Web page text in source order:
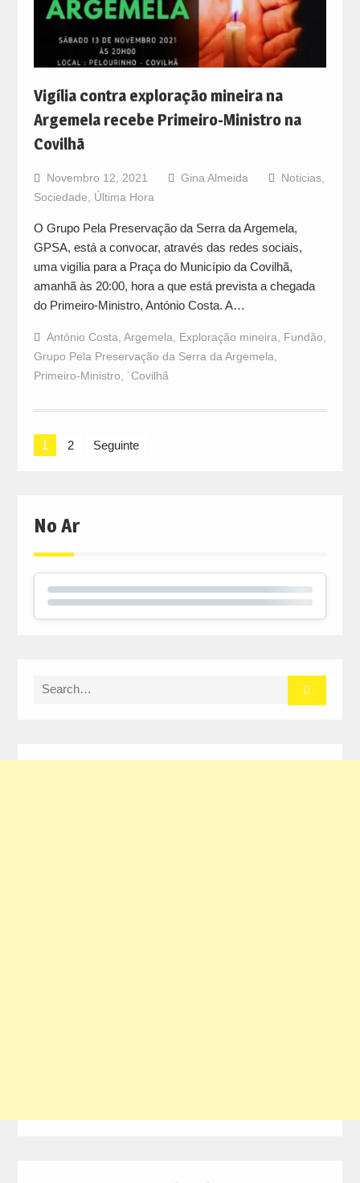
Vigília contra exploração mineira na
Argemela recebe Primeiro-Ministro na
Covilhã
Novembro 12, 2021 Gina Almeida Noticias,
Sociedade
Última Hora
O Grupo Pela Preservação da Serra da Argemela,
GPSA, está a convocar, através das redes sociais,
uma vigília para a Praça do Município da Covilhã,
amanhã às 20:00, hora a que está prevista a chegada
do Primeiro-Ministro, António Costa. A…
António Costa Argemela Exploração mineira Fundão
Grupo Pela Preservação da Serra da Argemela
Primeiro-Ministro
´Covilhã
Navegação
1 2 Seguinte
No Ar
Search